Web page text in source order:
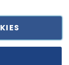
C.F. 05834470634 -